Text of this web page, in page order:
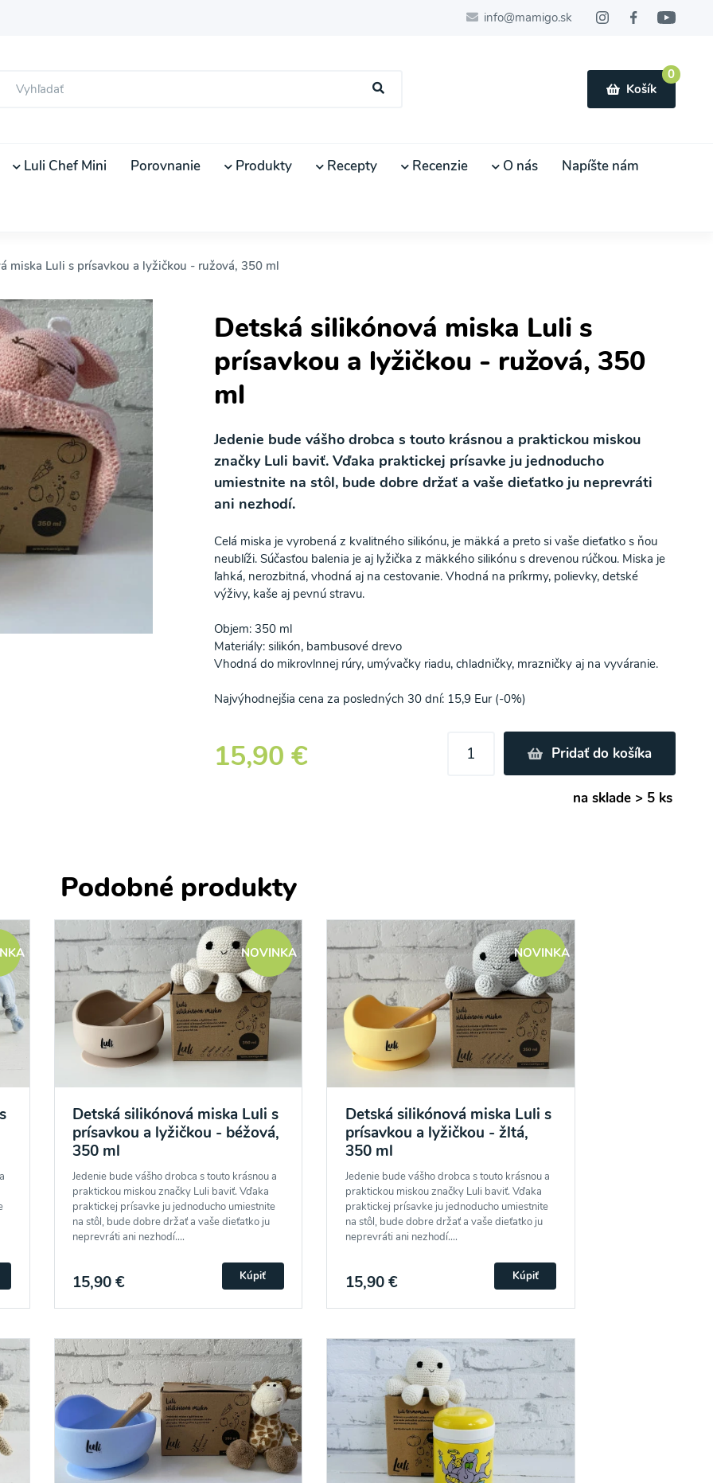
info@mamigo.sk
0
Košík
Luli Chef Mini Porovnanie Produkty Recepty Recenzie O nás Napíšte nám
miska Luli s prísavkou a lyžičkou - ružová, 350 ml
Detská silikónová miska Luli s
prísavkou a lyžičkou - ružová, 350
ml
Jedenie bude vášho drobca s touto krásnou a praktickou miskou
značky Luli baviť. Vďaka praktickej prísavke ju jednoducho
umiestnite na stôl, bude dobre držať a vaše dieťatko ju neprevráti
ani nezhodí.
Celá miska je vyrobená z kvalitného silikónu, je mäkká a preto si vaše dieťatko s ňou
neublíži. Súčasťou balenia je aj lyžička z mäkkého silikónu s drevenou rúčkou. Miska je
ľahká, nerozbitná, vhodná aj na cestovanie. Vhodná na príkrmy, polievky, detské
výživy, kaše aj pevnú stravu.
Objem: 350 ml
Materiály: silikón, bambusové drevo
Vhodná do mikrovlnnej rúry, umývačky riadu, chladničky, mrazničky aj na vyváranie.
Najvýhodnejšia cena za posledných 30 dní: 15,9 Eur (-0%)
15,90 € Pridať do košíka
na sklade > 5 ks
Podobné produkty
NOVINKA
Detská silikónová miska Luli s
prísavkou a lyžičkou - béžová,
350 ml
Jedenie bude vášho drobca s touto krásnou a
praktickou miskou značky Luli baviť. Vďaka
praktickej prísavke ju jednoducho umiestnite
na stôl, bude dobre držať a vaše dieťatko ju
neprevráti ani nezhodí....
15,90 € Kúpiť
NOVINKA
Detská silikónová miska Luli s
prísavkou a lyžičkou - žltá,
350 ml
Jedenie bude vášho drobca s touto krásnou a
praktickou miskou značky Luli baviť. Vďaka
praktickej prísavke ju jednoducho umiestnite
na stôl, bude dobre držať a vaše dieťatko ju
neprevráti ani nezhodí....
15,90 € Kúpiť